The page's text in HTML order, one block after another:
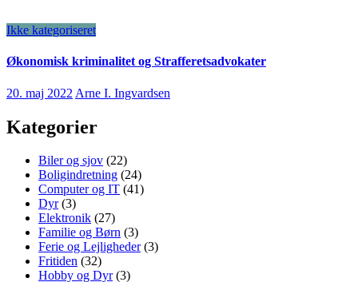
Ikke kategoriseret
Økonomisk kriminalitet og Strafferetsadvokater
20. maj 2022 Arne I. Ingvardsen
Kategorier
Biler og sjov (22)
Boligindretning (24)
Computer og IT (41)
Dyr(3)
Elektronik (27)
Familie og Børn (3)
Ferie og Lejligheder(3)
Fritiden (32)
Hobby og Dyr(3)